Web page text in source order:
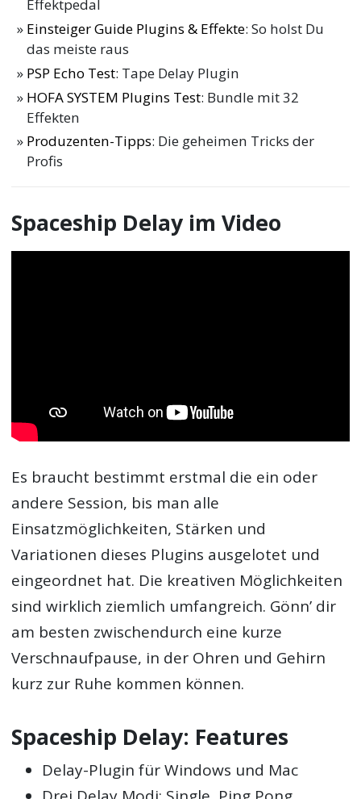
Effektpedal
Einsteiger Guide Plugins & Effekte: So holst Du
das meiste raus
PSP Echo Test: Tape Delay Plugin
HOFA SYSTEM Plugins Test: Bundle mit 32
Effekten
Produzenten-Tipps: Die geheimen Tricks der
Profis
Spaceship Delay im Video
Es braucht bestimmt erstmal die ein oder
andere Session, bis man alle
Einsatzmöglichkeiten, Stärken und
Variationen dieses Plugins ausgelotet und
eingeordnet hat. Die kreativen Möglichkeiten
sind wirklich ziemlich umfangreich. Gönn’ dir
am besten zwischendurch eine kurze
Verschnaufpause, in der Ohren und Gehirn
kurz zur Ruhe kommen können.
Spaceship Delay: Features
Delay-Plugin für Windows und Mac